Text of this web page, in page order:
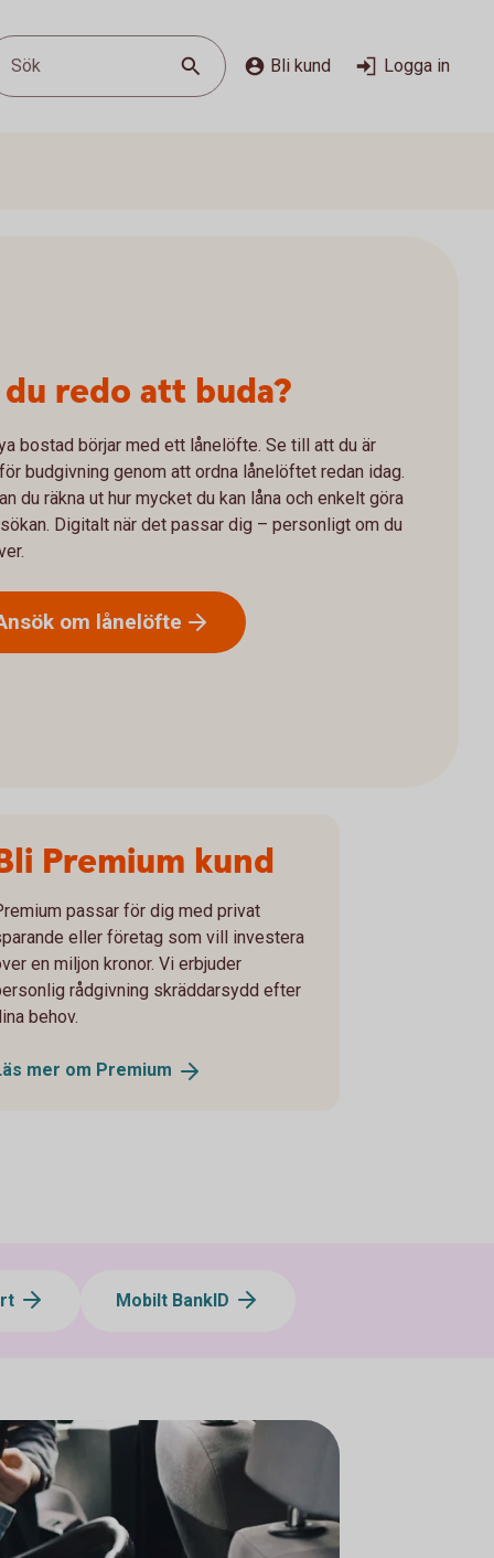
Sök Bli kund Logga in
redo att buda?
bostad börjar med ett lånelöfte. Se till att du är
budgivning genom att ordna lånelöftet redan idag.
du räkna ut hur mycket du kan låna och enkelt göra
Digitalt när det passar dig – personligt om du
om lånelöfte
Premium kund
passar för dig med privat
eller företag som vill investera
en miljon kronor. Vi erbjuder
rådgivning skräddarsydd efter
behov.
mer om Premium
Mobilt BankID